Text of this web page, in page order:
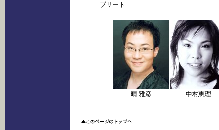
ブリート
晴 雅彦 中村恵理